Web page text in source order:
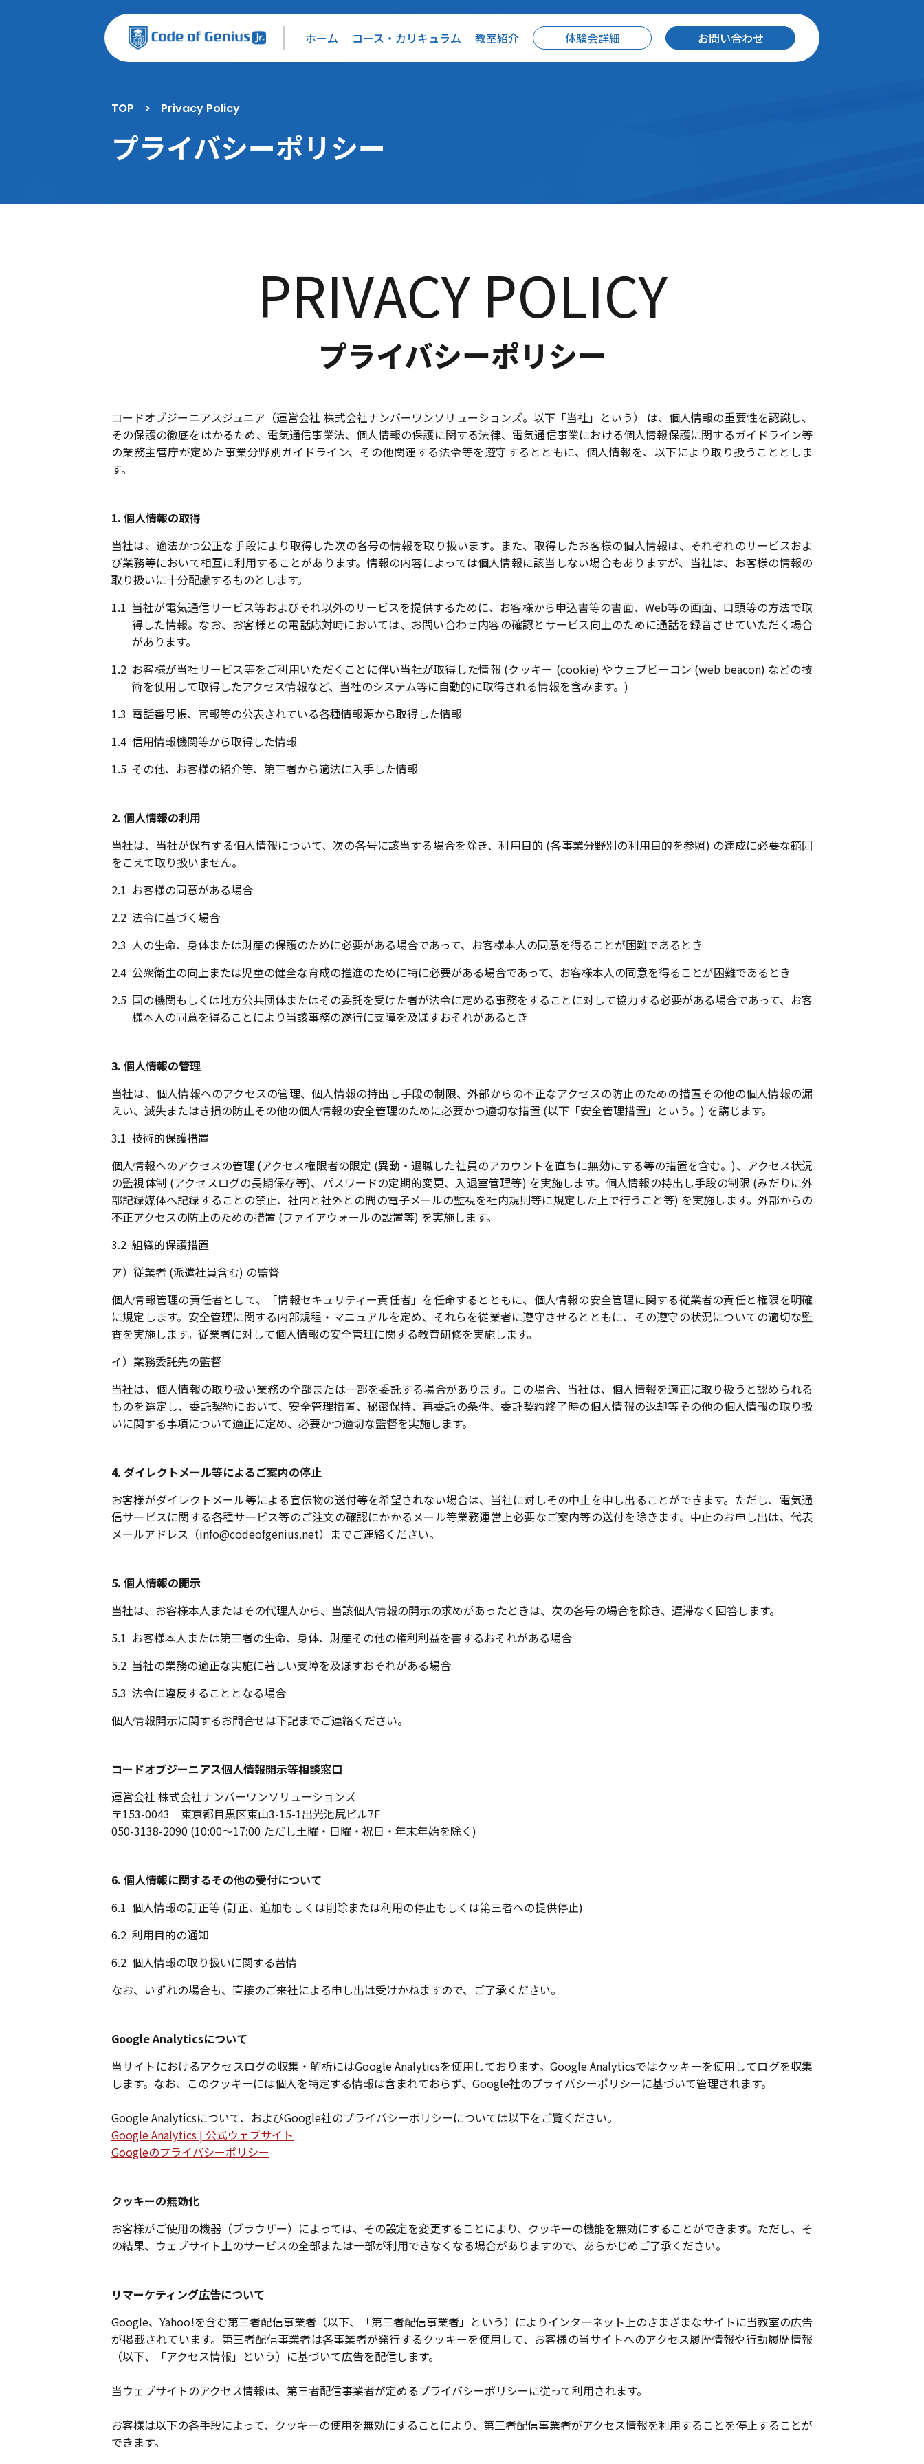
ホーム コース・カリキュラム 教室紹介 体験会詳細 お問い合わせ
TOP > Privacy Policy
プライバシーポリシー
PRIVACY POLICY
プライバシーポリシー
コードオブジーニアスジュニア（運営会社 株式会社ナンバーワンソリューションズ。以下「当社」という） は、個人情報の重要性を認識し、
その保護の徹底をはかるため、電気通信事業法、個人情報の保護に関する法律、電気通信事業における個人情報保護に関するガイドライン等
の業務主管庁が定めた事業分野別ガイドライン、その他関連する法令等を遵守するとともに、個人情報を、以下により取り扱うこととしま
す。
1. 個人情報の取得
当社は、適法かつ公正な手段により取得した次の各号の情報を取り扱います。また、取得したお客様の個人情報は、それぞれのサービスおよ
び業務等において相互に利用することがあります。情報の内容によっては個人情報に該当しない場合もありますが、当社は、お客様の情報の
取り扱いに十分配慮するものとします。
1.1 当社が電気通信サービス等およびそれ以外のサービスを提供するために、お客様から申込書等の書面、Web等の画面、口頭等の方法で取
得した情報。なお、お客様との電話応対時においては、お問い合わせ内容の確認とサービス向上のために通話を録音させていただく場合
があります。
1.2 お客様が当社サービス等をご利用いただくことに伴い当社が取得した情報 (クッキー (cookie) やウェブビーコン (web beacon) などの技
術を使用して取得したアクセス情報など、当社のシステム等に自動的に取得される情報を含みます。)
1.3 電話番号帳、官報等の公表されている各種情報源から取得した情報
1.4 信用情報機関等から取得した情報
1.5 その他、お客様の紹介等、第三者から適法に入手した情報
2. 個人情報の利用
当社は、当社が保有する個人情報について、次の各号に該当する場合を除き、利用目的 (各事業分野別の利用目的を参照) の達成に必要な範囲
をこえて取り扱いません。
2.1 お客様の同意がある場合
2.2 法令に基づく場合
2.3 人の生命、身体または財産の保護のために必要がある場合であって、お客様本人の同意を得ることが困難であるとき
2.4 公衆衛生の向上または児童の健全な育成の推進のために特に必要がある場合であって、お客様本人の同意を得ることが困難であるとき
2.5 国の機関もしくは地方公共団体またはその委託を受けた者が法令に定める事務をすることに対して協力する必要がある場合であって、お客
様本人の同意を得ることにより当該事務の遂行に支障を及ぼすおそれがあるとき
3. 個人情報の管理
当社は、個人情報へのアクセスの管理、個人情報の持出し手段の制限、外部からの不正なアクセスの防止のための措置その他の個人情報の漏
えい、滅失またはき損の防止その他の個人情報の安全管理のために必要かつ適切な措置 (以下「安全管理措置」という。) を講じます。
3.1 技術的保護措置
個人情報へのアクセスの管理 (アクセス権限者の限定 (異動・退職した社員のアカウントを直ちに無効にする等の措置を含む。)、アクセス状況
の監視体制 (アクセスログの長期保存等)、パスワードの定期的変更、入退室管理等) を実施します。個人情報の持出し手段の制限 (みだりに外
部記録媒体へ記録することの禁止、社内と社外との間の電子メールの監視を社内規則等に規定した上で行うこと等) を実施します。外部からの
不正アクセスの防止のための措置 (ファイアウォールの設置等) を実施します。
3.2 組織的保護措置
ア）従業者 (派遣社員含む) の監督
個人情報管理の責任者として、「情報セキュリティー責任者」を任命するとともに、個人情報の安全管理に関する従業者の責任と権限を明確
に規定します。安全管理に関する内部規程・マニュアルを定め、それらを従業者に遵守させるとともに、その遵守の状況についての適切な監
査を実施します。従業者に対して個人情報の安全管理に関する教育研修を実施します。
イ）業務委託先の監督
当社は、個人情報の取り扱い業務の全部または一部を委託する場合があります。この場合、当社は、個人情報を適正に取り扱うと認められる
ものを選定し、委託契約において、安全管理措置、秘密保持、再委託の条件、委託契約終了時の個人情報の返却等その他の個人情報の取り扱
いに関する事項について適正に定め、必要かつ適切な監督を実施します。
4. ダイレクトメール等によるご案内の停止
お客様がダイレクトメール等による宣伝物の送付等を希望されない場合は、当社に対しその中止を申し出ることができます。ただし、電気通
信サービスに関する各種サービス等のご注文の確認にかかるメール等業務運営上必要なご案内等の送付を除きます。中止のお申し出は、代表
メールアドレス（info@codeofgenius.net）までご連絡ください。
5. 個人情報の開示
当社は、お客様本人またはその代理人から、当該個人情報の開示の求めがあったときは、次の各号の場合を除き、遅滞なく回答します。
5.1 お客様本人または第三者の生命、身体、財産その他の権利利益を害するおそれがある場合
5.2 当社の業務の適正な実施に著しい支障を及ぼすおそれがある場合
5.3 法令に違反することとなる場合
個人情報開示に関するお問合せは下記までご連絡ください。
コードオブジーニアス個人情報開示等相談窓口
運営会社 株式会社ナンバーワンソリューションズ
〒153-0043 東京都目黒区東山3-15-1出光池尻ビル7F
050-3138-2090 (10:00～17:00 ただし土曜・日曜・祝日・年末年始を除く)
6. 個人情報に関するその他の受付について
6.1 個人情報の訂正等 (訂正、追加もしくは削除または利用の停止もしくは第三者への提供停止)
6.2 利用目的の通知
6.2 個人情報の取り扱いに関する苦情
なお、いずれの場合も、直接のご来社による申し出は受けかねますので、ご了承ください。
Google Analyticsについて
当サイトにおけるアクセスログの収集・解析にはGoogle Analyticsを使用しております。Google Analyticsではクッキーを使用してログを収集
します。なお、このクッキーには個人を特定する情報は含まれておらず、Google社のプライバシーポリシーに基づいて管理されます。
Google Analyticsについて、およびGoogle社のプライバシーポリシーについては以下をご覧ください。
Google Analytics | 公式ウェブサイト
Googleのプライバシーポリシー
クッキーの無効化
お客様がご使用の機器（ブラウザー）によっては、その設定を変更することにより、クッキーの機能を無効にすることができます。ただし、そ
の結果、ウェブサイト上のサービスの全部または一部が利用できなくなる場合がありますので、あらかじめご了承ください。
リマーケティング広告について
Google、Yahoo!を含む第三者配信事業者（以下、「第三者配信事業者」という）によりインターネット上のさまざまなサイトに当教室の広告
が掲載されています。第三者配信事業者は各事業者が発行するクッキーを使用して、お客様の当サイトへのアクセス履歴情報や行動履歴情報
（以下、「アクセス情報」という）に基づいて広告を配信します。
当ウェブサイトのアクセス情報は、第三者配信事業者が定めるプライバシーポリシーに従って利用されます。
お客様は以下の各手段によって、クッキーの使用を無効にすることにより、第三者配信事業者がアクセス情報を利用することを停止することが
できます。